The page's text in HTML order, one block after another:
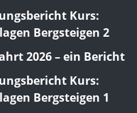
Kurs:
Bergsteigen 2
2026 – ein Bericht
Kurs:
Bergsteigen 1